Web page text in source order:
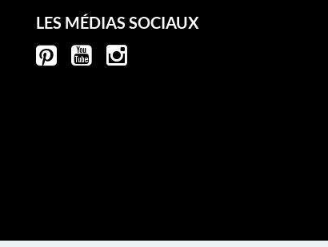
LES MÉDIAS SOCIAUX